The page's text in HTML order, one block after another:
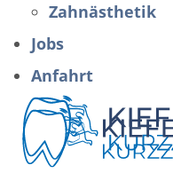
Zahnästhetik
Jobs
Anfahrt